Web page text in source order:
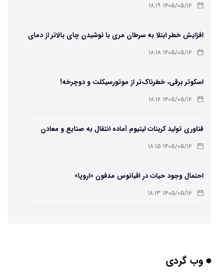
۱۴۰۵/۰۵/۱۶ ۱۸:۱۹
افزایش خطر ابتلا به سرطان مری با نوشیدن چای بالاتر از دمای
۶۵ درجه ۱۴۰۵/۰۵/۱۶ ۱۸:۱۸
اسکوتر برقی، خطرناک‌تر از موتورسیکلت و دوچرخه!
۱۴۰۵/۰۵/۱۶ ۱۸:۱۶
فناوری تولید کربنات لیتیوم آماده انتقال به صنایع و معادن
است۱۴۰۵/۰۵/۱۶ ۱۸:۱۵
احتمال وجود حیات در اقیانوس مدفون «اروپا»
۱۴۰۵/۰۵/۱۶ ۱۸:۱۳
تبدیل پلاستیک سرسخت PVC به ماده روان‌کننده ممکن شد
وب گردی